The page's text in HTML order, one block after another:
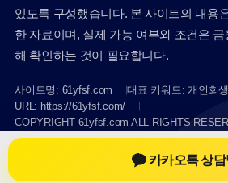
있도록 구성했습니다. 본 사이트의 내용
한 자료이며, 실제 가능 여부와 조건은
해 확인하는 것이 필요합니다.
사이트명: 61yfsf.com
대표 키워드: 개인회
URL: https://61yfsf.com/
COPYRIGHT 61yfsf.com ALL RIGHTS
개인회생자대출 정보
개
카카오톡 상